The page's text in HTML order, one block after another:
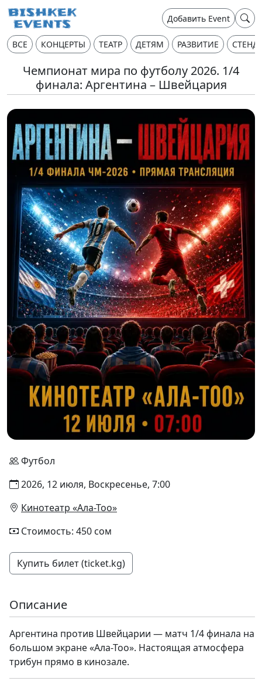
Добавить Event
ВСЕ КОНЦЕРТЫ ТЕАТР ДЕТЯМ РАЗВИТИЕ
Чемпионат мира по футболу 2026. 1/4
финала: Аргентина – Швейцария
Футбол
2026, 12 июля, Воскресенье, 7:00
Кинотеатр «Ала-Тоо»
Стоимость: 450 сом
Купить билет (ticket.kg)
Описание
Аргентина против Швейцарии — матч 1/4 финала на
большом экране «Ала-Тоо». Настоящая атмосфера
трибун прямо в кинозале.